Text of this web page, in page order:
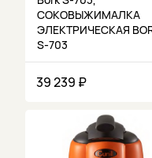
СОКОВЫЖИМАЛКА
ЭЛЕКТРИЧЕСКАЯ
S-703
39 239 ₽